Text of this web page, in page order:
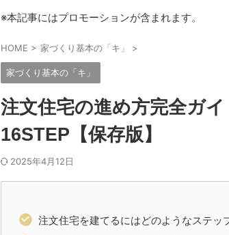
※本記事にはプロモーションが含まれます。
HOME > 家づくり基本の「キ」 >
家づくり基本の「キ」
注文住宅の進め方完全ガ
16STEP【保存版】
2025年4月12日
注文住宅を建てるにはどのようなステッ